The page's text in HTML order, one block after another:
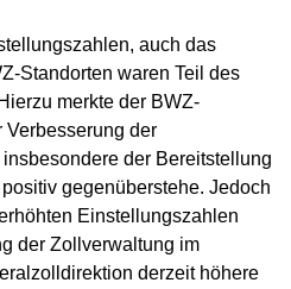
auch das
Standorten waren Teil des
merkte der BWZ-
Verbesserung der
der Bereitstellung
gegenüberstehe. Jedoch
Einstellungszahlen
der Zollverwaltung im
derzeit höhere